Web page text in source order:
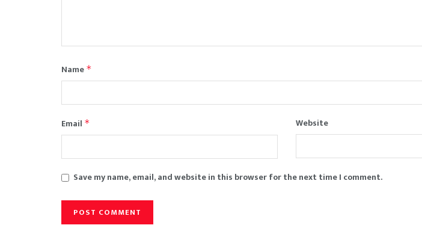
Name *
Email * Website
Save my name, email, and website in this browser for the next time I comment.